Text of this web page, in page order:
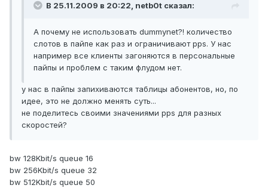
В 25.11.2009 в 20:22, netb0t сказал:
А почему не использовать dummynet?! количество
слотов в пайпе как раз и ограничивают pps. У нас
например все клиенты загоняются в персональные
пайпы и проблем с таким флудом нет.
у нас в пайпы запихиваются таблицы абонентов, но, по
идее, это не должно менять суть...
не поделитесь своими значениями pps для разных
скоростей?
bw 128Kbit/s queue 16
bw 256Kbit/s queue 32
bw 512Kbit/s queue 50